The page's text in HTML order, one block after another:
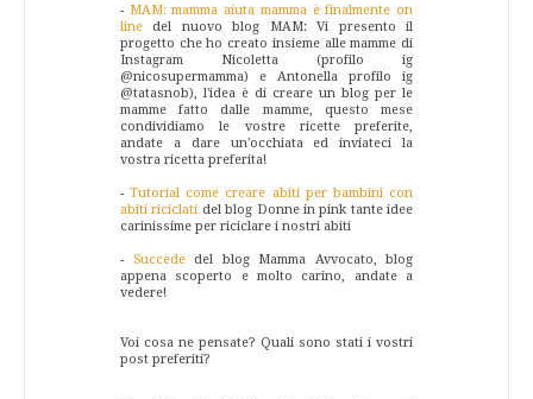
- MAM: mamma aiuta mamma è finalmente on
line del nuovo blog MAM: Vi presento il
progetto che ho creato insieme alle mamme di
Instagram Nicoletta (profilo ig
@nicosupermamma) e Antonella profilo ig
@tatasnob), l'idea è di creare un blog per le
mamme fatto dalle mamme, questo mese
condividiamo le vostre ricette preferite,
andate a dare un'occhiata ed inviateci la
vostra ricetta preferita!
-Tutorial come creare abiti per bambini con
abiti riciclati del blog Donne in pink tante idee
carinissime per riciclare i nostri abiti
- Succede del blog Mamma Avvocato, blog
appena scoperto e molto carino, andate a
vedere!
Voi cosa ne pensate? Quali sono stati i vostri
post preferiti?